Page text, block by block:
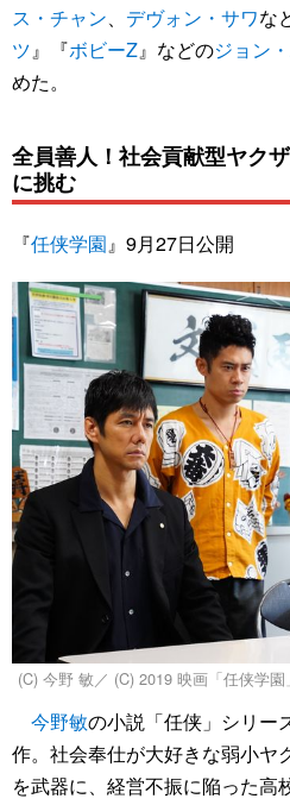
ス・チャン、 デヴォン・サワな
ツ』『ボビーZ』などのジョン
めた。
全員善人！社会貢献型ヤク
に挑む
『任侠学園』9月27日公開
(C) 今野 敏／ (C) 2019 映画「任侠学
今野敏の小説「任侠」シリー
作。社会奉仕が大好きな弱小ヤ
を武器に、経営不振に陥った高